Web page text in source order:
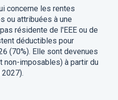
concerne les rentes
ou attribuées à une
résidente de l'EEE ou de
déductibles pour
(70%). Elle sont devenues
non-imposables) à partir du